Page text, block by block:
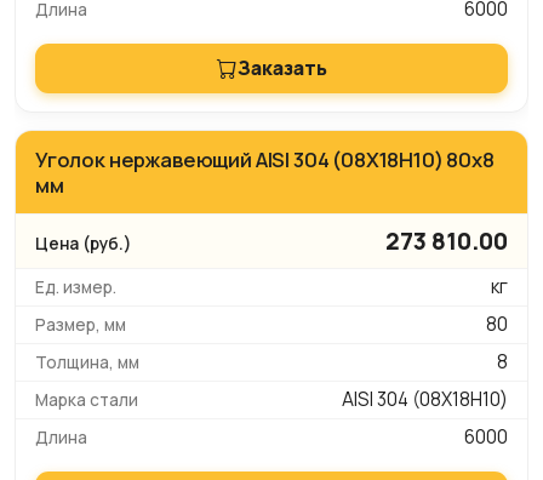
6000
Заказать
Уголок нержавеющий AISI 304 (08Х18Н10) 80х8
мм
273 810.00
кг
80
8
AISI 304 (08Х18Н10)
6000